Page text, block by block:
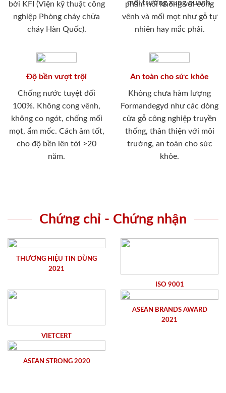
môi trường xung quanh.
bởi KFI (Viện kỹ thuật công
nghiệp Phòng cháy chữa
cháy Hàn Quốc).
phẩm nói không với cong
vênh và mối mọt như gỗ tự
nhiên hay mắc phải.
Độ bền vượt trội
Chống nước tuyệt đối
100%. Không cong vênh,
không co ngót, chống mối
mọt, ẩm mốc. Cách âm tốt,
cho độ bền lên tới >20
năm.
An toàn cho sức khỏe
Không chưa hàm lượng
Formandegyd như các dòng
cửa gỗ công nghiệp truyền
thống, thân thiện với môi
trường, an toàn cho sức
khỏe.
Chứng chỉ - Chứng nhận
THƯƠNG HIỆU TIN DÙNG
2021
ISO 9001
VIETCERT
ASEAN BRANDS AWARD
2021
ASEAN STRONG 2020